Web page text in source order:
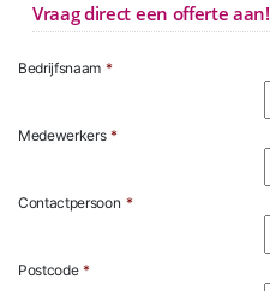
Vraag direct een offerte aan!
Bedrijfsnaam *
Medewerkers *
Contactpersoon *
Postcode *